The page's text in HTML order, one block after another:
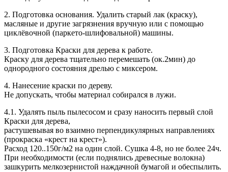
2. Подготовка основания. Удалить старый лак (краску),
масляные и другие загрязнения вручную или с помощью
циклёвочной (паркето-шлифовальной) машины.
3. Подготовка Краски для дерева к работе.
Краску для дерева тщательно перемешать (ок.2мин) до
однородного состояния дрелью с миксером.
4. Нанесение краски по дереву.
Не допускать, чтобы материал собирался в лужи.
4.1. Удалять пыль пылесосом и сразу наносить первый слой
Краски для дерева,
растушевывая во взаимно перпендикулярных направлениях
(прокраска «крест на крест»).
Расход 120..150г/м2 на один слой. Сушка 4-8, но не более 24ч.
При необходимости (если поднялись древесные волокна)
зашкурить мелкозернистой наждачной бумагой и обеспылить.